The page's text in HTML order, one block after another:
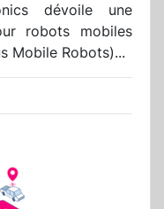
dévoile une
robots mobiles
Mobile Robots)...